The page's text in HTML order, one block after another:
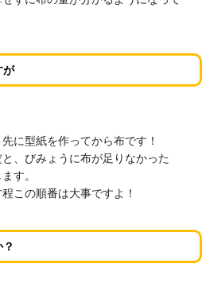
が
に型紙を作ってから布です！
、びみょうに布が足りなかった
す。
この順番は大事ですよ！